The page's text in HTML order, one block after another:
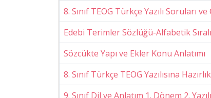
8. Sınıf TEOG Türkçe Yazılı Soruları
Edebi Terimler Sözlüğü-Alfabetik Sıralı
Sözcükte Yapı ve Ekler Konu Anlatımı
8. Sınıf Türkçe TEOG Yazılısına
9. Sınıf Dil ve Anlatım 1. Dönem 2.